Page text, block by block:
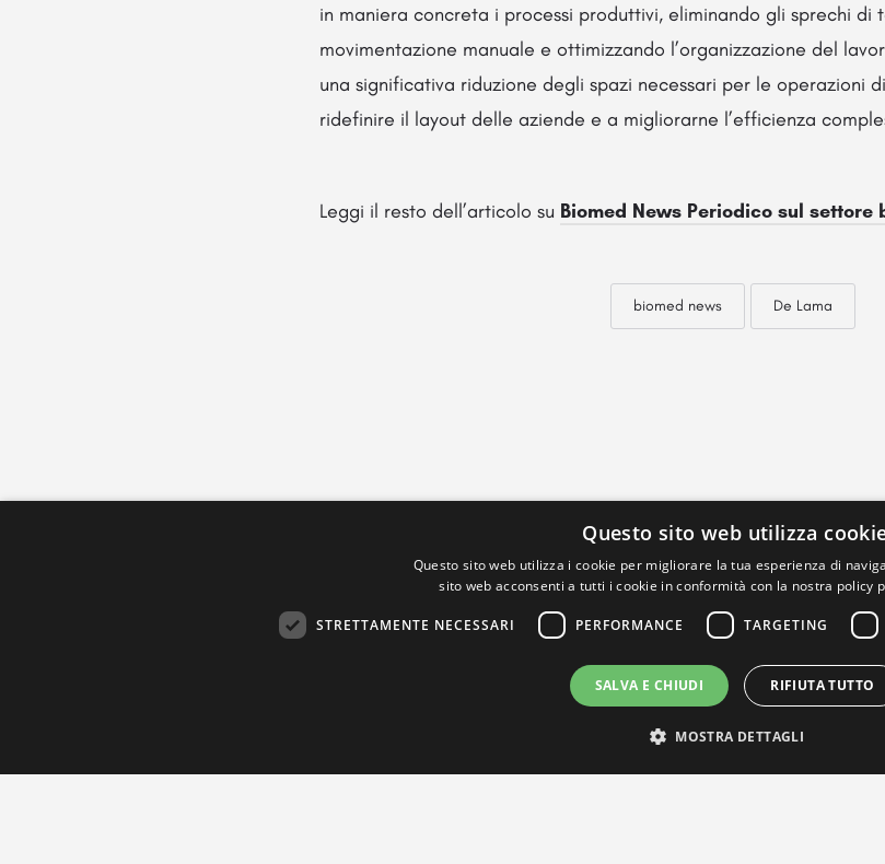
in maniera concreta i processi produttivi, eliminando gli sprechi di
movimentazione manuale e ottimizzando l’organizzazione del
una significativa riduzione degli spazi necessari per le operazioni
ridefinire il layout delle aziende e a migliorarne l’efficienza
Leggi il resto dell’articolo su Biomed News Periodico sul settore
biomed news De Lama
Questo sito web utilizza
Questo sito web utilizza i cookie per migliorare la tua esperienza di
sito web acconsenti a tutti i cookie in conformità con la nostra policy
STRETTAMENTE NECESSARI PERFORMANCE TARGETING
SALVA E CHIUDI RIFIUTA TUTTO
MOSTRA DETTAGLI